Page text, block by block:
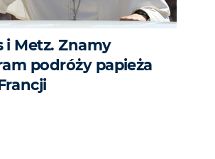
i Metz. Znamy
podróży papieża